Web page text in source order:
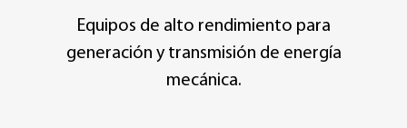
Equipos de alto rendimiento para
generación y transmisión de energía
mecánica.